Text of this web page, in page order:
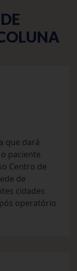
que dará
paciente
Centro de
de
cidades
operatório